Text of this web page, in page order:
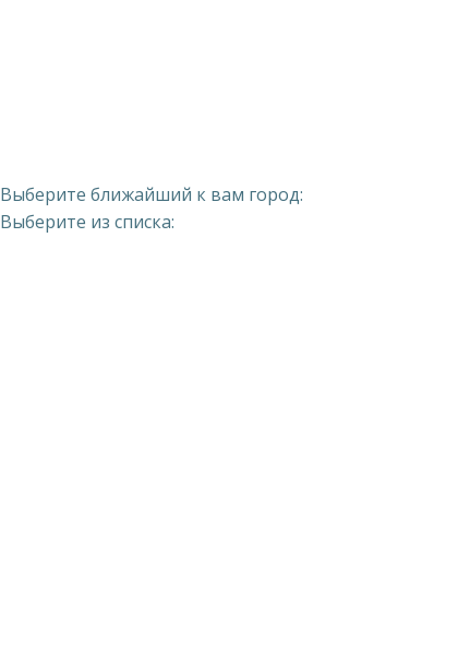
Выберите ближайший к вам город:
Выберите из списка: